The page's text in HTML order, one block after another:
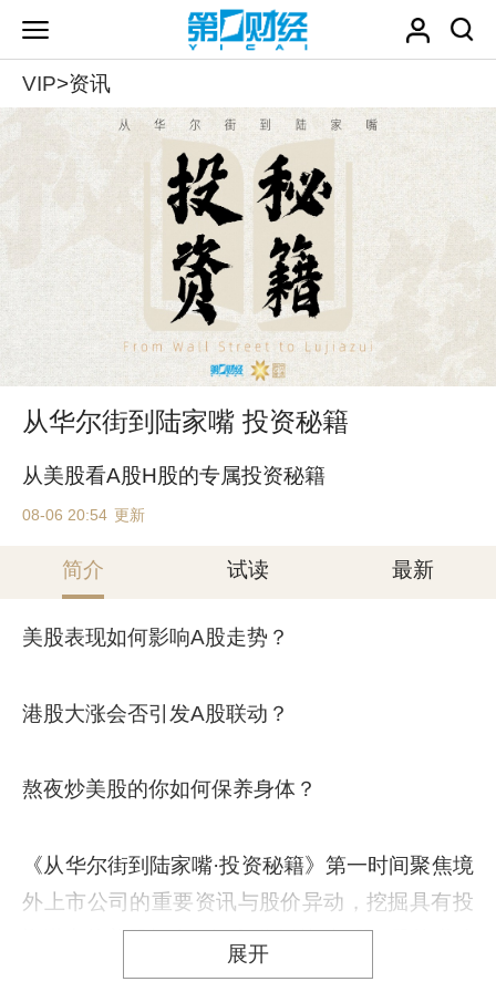
VIP>资讯
从华尔街到陆家嘴 投资秘籍
从美股看A股H股的专属投资秘籍
08-06 20:54 更新
简介 试读 最新
美股表现如何影响A股走势？
港股大涨会否引发A股联动？
熬夜炒美股的你如何保养身体？
《从华尔街到陆家嘴·投资秘籍》第一时间聚焦境
外上市公司的重要资讯与股价异动，挖掘具有投
资潜力的美股机会，深入分析其对A股H股的联动
展开